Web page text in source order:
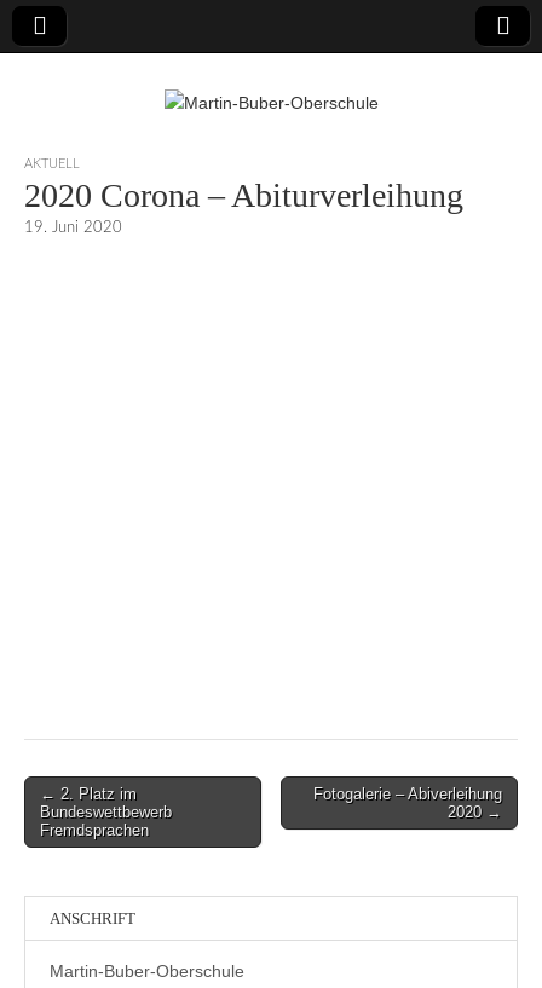
Martin-Buber-
AKTUELL
2020 Corona – Abiturverleihung
19. Juni 2020
Post
navigation
← 2. Platz im
Bundeswettbewerb
Fremdsprachen
Fotogalerie – Abiverleihung
2020 →
ANSCHRIFT
Martin-Buber-Oberschule